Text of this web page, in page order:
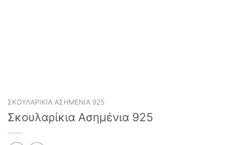
ΣΚΟΥΛΑΡΊΚΙΑ ΑΣΗΜΈΝΙΑ 925
Σκουλαρίκια Ασημένια 925